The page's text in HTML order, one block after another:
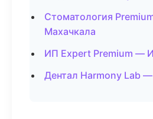
Стоматология
Махачкала
ИП Expert Premium —
Дентал Harmony Lab